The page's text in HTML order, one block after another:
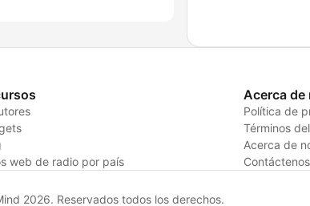
web de radio por país
Acerca
Política de
Términos
Acerca de
Contáctenos
2026. Reservados todos los derechos.